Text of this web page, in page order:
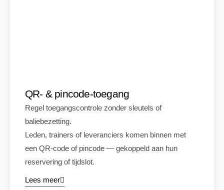
QR- & pincode-toegang
Regel toegangscontrole zonder sleutels of
baliebezetting.
Leden, trainers of leveranciers komen binnen met
een QR-code of pincode — gekoppeld aan hun
reservering of tijdslot.
Lees meer